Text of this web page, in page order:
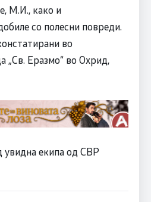
М.И., како и
со полесни повреди.
во
„Св. Еразмо“ во Охрид,
увидна екипа од СВР